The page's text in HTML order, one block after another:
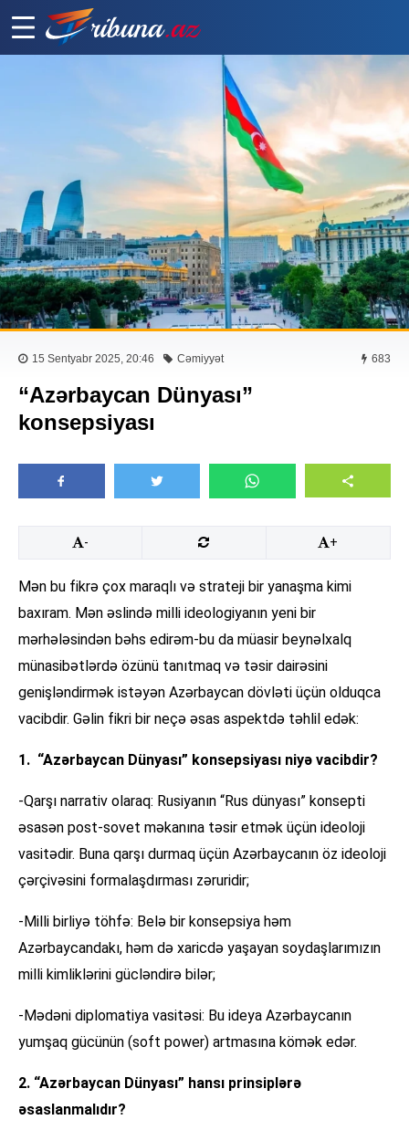
15 Sentyabr 2025, 20:46 Cəmiyyət 683
“Azərbaycan Dünyası”
konsepsiyası
- +
Mən bu fikrə çox maraqlı və strateji bir yanaşma kimi
baxıram. Mən əslində milli ideologiyanın yeni bir
mərhələsindən bəhs edirəm-bu da müasir beynəlxalq
münasibətlərdə özünü tanıtmaq və təsir dairəsini
genişləndirmək istəyən Azərbaycan dövləti üçün olduqca
vacibdir. Gəlin fikri bir neçə əsas aspektdə təhlil edək:
1. “Azərbaycan Dünyası” konsepsiyası niyə vacibdir?
-Qarşı narrativ olaraq: Rusiyanın “Rus dünyası” konsepti
əsasən post-sovet məkanına təsir etmək üçün ideoloji
vasitədir. Buna qarşı durmaq üçün Azərbaycanın öz ideoloji
çərçivəsini formalaşdırması zəruridir;
-Milli birliyə töhfə: Belə bir konsepsiya həm
Azərbaycandakı, həm də xaricdə yaşayan soydaşlarımızın
milli kimliklərini gücləndirə bilər;
-Mədəni diplomatiya vasitəsi: Bu ideya Azərbaycanın
yumşaq gücünün (soft power) artmasına kömək edər.
2. “Azərbaycan Dünyası” hansı prinsiplərə
əsaslanmalıdır?